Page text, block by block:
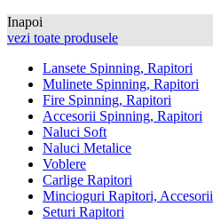
Inapoi
vezi toate produsele
Lansete Spinning, Rapitori
Mulinete Spinning, Rapitori
Fire Spinning, Rapitori
Accesorii Spinning, Rapitori
Naluci Soft
Naluci Metalice
Voblere
Carlige Rapitori
Mincioguri Rapitori, Accesorii
Seturi Rapitori